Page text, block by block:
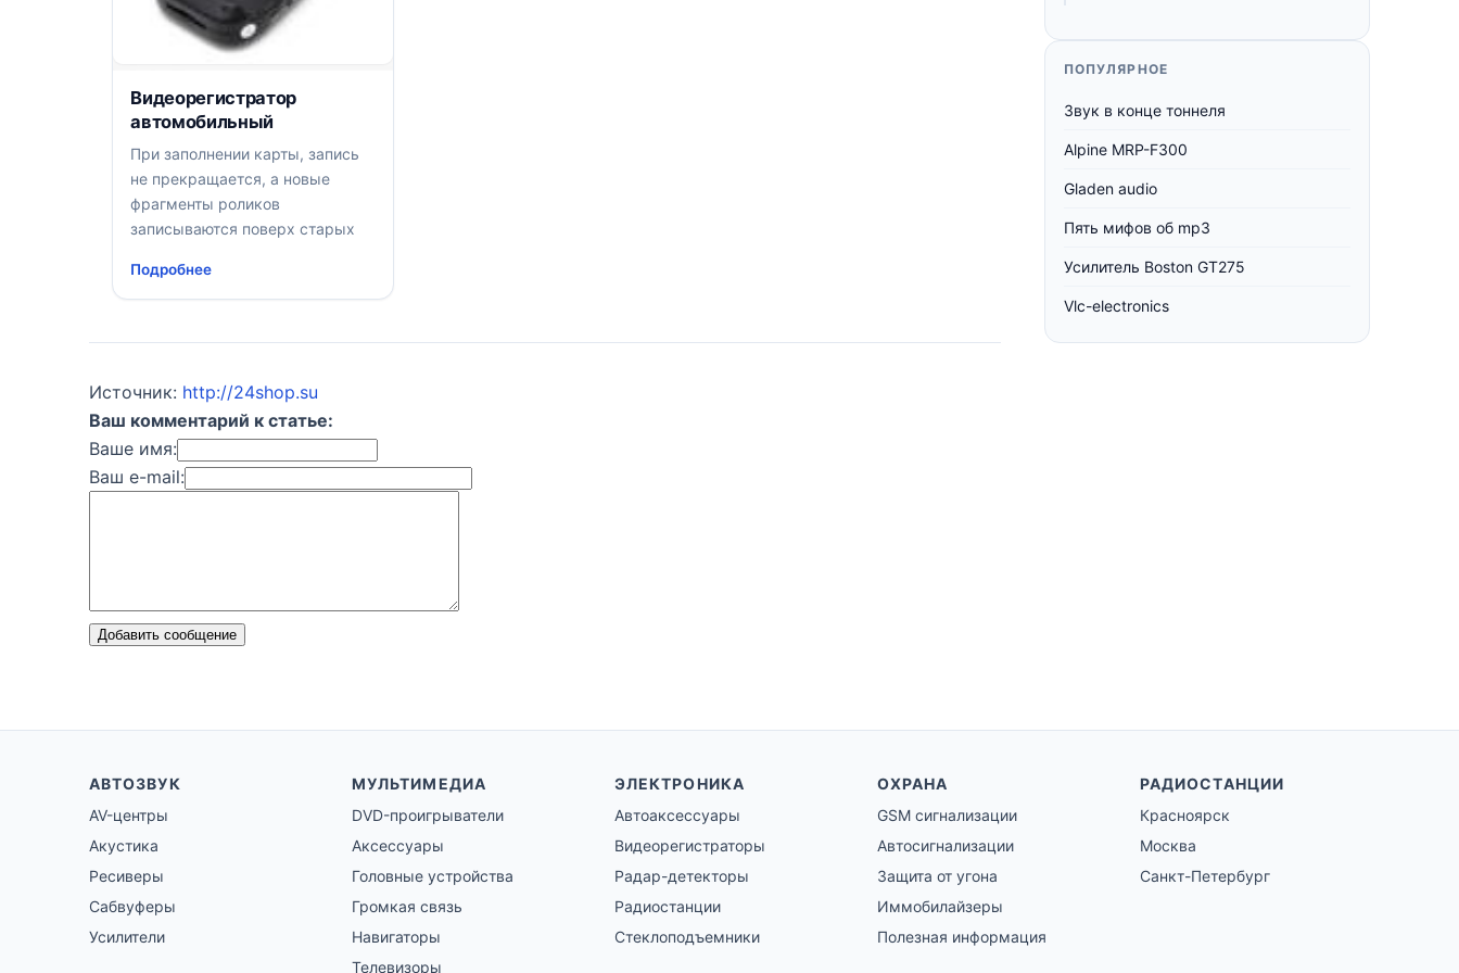
Видеорегистратор
автомобильный
При заполнении карты, запись
не прекращается, а новые
фрагменты роликов
записываются поверх старых
Подробнее
Источник: http://24shop.su
Ваш комментарий к статье:
Ваше имя:
Ваш e-mail:
Добавить сообщение
ПОПУЛЯРНОЕ
Звук в конце тоннеля
Alpine MRP-F300
Gladen audio
Пять мифов об mp3
Усилитель Boston GT275
Vlc-electronics
АВТОЗВУК
AV-центры
Акустика
Ресиверы
Сабвуферы
Усилители
МУЛЬТИМЕДИА
DVD-проигрыватели
Аксессуары
Головные устройства
Громкая связь
Навигаторы
Телевизоры
ЭЛЕКТРОНИКА
Автоаксессуары
Видеорегистраторы
Радар-детекторы
Радиостанции
Стеклоподъемники
ОХРАНА
GSM сигнализации
Автосигнализации
Защита от угона
Иммобилайзеры
Полезная информация
РАДИОСТАНЦИИ
Красноярск
Москва
Санкт-Петербург